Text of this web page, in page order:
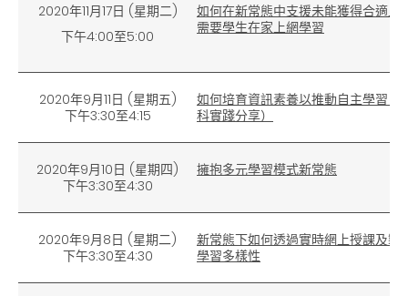
2020年11月17日 (星期二)
下午4:00至5:00
如何在新常態中支援未能獲得合適上
需要學生在家上網學習
2020年9月11日 (星期五)
下午3:30至4:15
如何培育資訊素養以推動自主學習（
科實踐分享）
2020年9月10日 (星期四)
下午3:30至4:30
擁抱多元學習模式新常態
2020年9月8日 (星期二)
下午3:30至4:30
新常態下如何透過實時網上授課及製
學習多樣性